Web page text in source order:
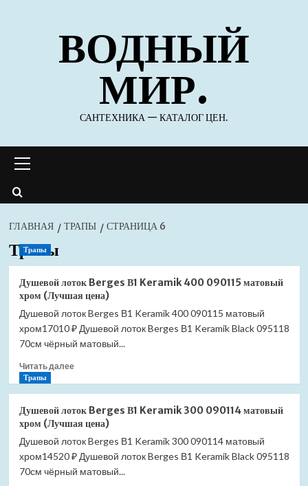
содержимомуВОДНЫЙ
МИР.
САНТЕХНИКА — КАТАЛОГ ЦЕН.
меню
ГЛАВНАЯ ТРАПЫ СТРАНИЦА 6
Трапы
Трапы
Душевой лоток Berges В1 Keramik 400 090115 матовый
хром (Лучшая цена)
Душевой лоток Berges В1 Keramik 400 090115 матовый
хром17010 ₽ Душевой лоток Berges В1 Keramik Black 095118
70см чёрный матовый...
Читать далееПрочитать
лоток
Berges
В1
Keramik
400
Трапы
Душевой лоток Berges В1 Keramik 300 090114 матовый
хром (Лучшая цена)
Душевой лоток Berges В1 Keramik 300 090114 матовый
хром14520 ₽ Душевой лоток Berges В1 Keramik Black 095118
70см чёрный матовый...